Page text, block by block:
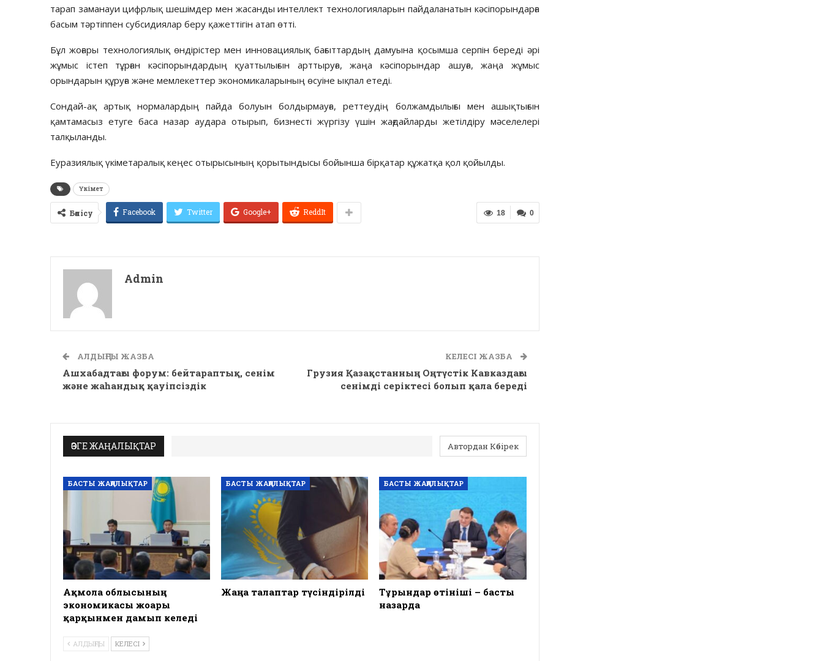
тарап заманауи цифрлық шешімдер мен жасанды интеллект технологияларын пайдаланатын кәсіпорындарға
басым тәртіппен субсидиялар беру қажеттігін атап өтті.
Бұл жоғары технологиялық өндірістер мен инновациялық бағыттардың дамуына қосымша серпін береді әрі
жұмыс істеп тұрған кәсіпорындардың қуаттылығын арттыруға, жаңа кәсіпорындар ашуға, жаңа жұмыс
орындарын құруға және мемлекеттер экономикаларының өсуіне ықпал етеді.
Сондай-ақ артық нормалардың пайда болуын болдырмауға, реттеудің болжамдылығы мен ашықтығын
қамтамасыз етуге баса назар аудара отырып, бизнесті жүргізу үшін жағдайларды жетілдіру мәселелері
талқыланды.
Еуразиялық үкіметаралық кеңес отырысының қорытындысы бойынша бірқатар құжатқа қол қойылды.
Үкімет
0
18
Бөлісу Facebook Twitter Google+ ReddIt
Admin
АЛДЫҢҒЫ ЖАЗБА
Ашхабадтағы форум: бейтараптық, сенім
және жаһандық қауіпсіздік
КЕЛЕСІ ЖАЗБА
Грузия Қазақстанның Оңтүстік Кавказдағы
сенімді серіктесі болып қала береді
ӨЗГЕ ЖАҢАЛЫҚТАР Автордан Көбірек
БАСТЫ ЖАҢАЛЫҚТАР
Ақмола облысының
экономикасы жоғары
қарқынмен дамып келеді
БАСТЫ ЖАҢАЛЫҚТАР
Жаңа талаптар түсіндірілді
БАСТЫ ЖАҢАЛЫҚТАР
Тұрғындар өтініші – басты
назарда
АЛДЫҢҒЫ КЕЛЕСІ